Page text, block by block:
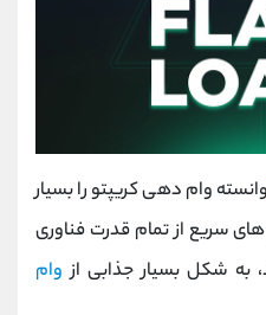
وام دهی کریپتو را بسیار
سریع از تمام قدرت فناوری‌
به شکل بسیار جذابی از وام‌